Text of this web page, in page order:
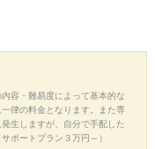
容・難易度によって基本的な
律の料金となります。また専
生しますが、自分で手配した
ポートプラン３万円～）